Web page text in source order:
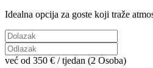
Idealna opcija za goste koji traže
već od 350 € / tjedan (2 Osoba)